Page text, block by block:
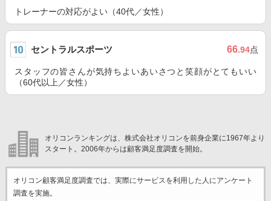
トレーナーの対応がよい（40代／女性）
セントラルスポーツ 66.94点
スタッフの皆さんが気持ちよいあいさつと笑顔がとてもいい
（60代以上／女性）
オリコンランキングは、株式会社オリコンを前身企業に1967年より
スタート。2006年からは顧客満足度調査を開始。
オリコン顧客満足度調査では、実際にサービスを利用した 人にアンケート
調査を実施。